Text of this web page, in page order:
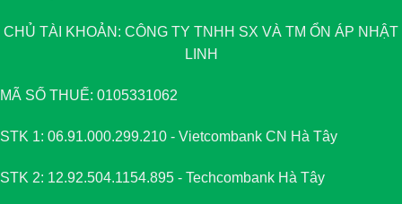
CHỦ TÀI KHOẢN: CÔNG TY TNHH SX VÀ TM ỔN ÁP NHẬT
LINH
MÃ SỐ THUẾ: 0105331062
STK 1: 06.91.000.299.210 - Vietcombank CN Hà Tây
STK 2: 12.92.504.1154.895 - Techcombank Hà Tây